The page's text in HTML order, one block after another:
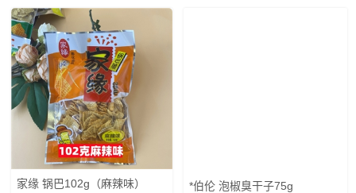
家缘 锅巴102g（麻辣味） *伯伦 泡椒臭干子75g